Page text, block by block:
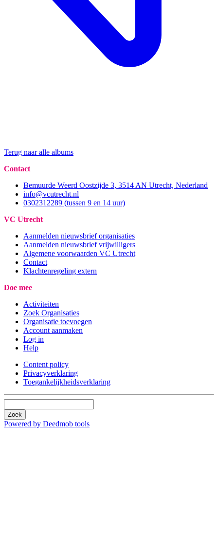
Terug naar alle albums
Contact
Bemuurde Weerd Oostzijde 3, 3514 AN Utrecht, Nederland
info@vcutrecht.nl
0302312289 (tussen 9 en 14 uur)
VC Utrecht
Aanmelden nieuwsbrief organisaties
Aanmelden nieuwsbrief vrijwilligers
Algemene voorwaarden VC Utrecht
Contact
Klachtenregeling extern
Doe mee
Activiteiten
Zoek Organisaties
Organisatie toevoegen
Account aanmaken
Log in
Help
Content policy
Privacyverklaring
Toegankelijkheidsverklaring
Zoek
Powered by Deedmob tools